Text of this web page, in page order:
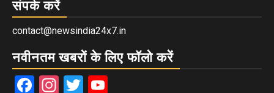
संपर्क करें
contact@newsindia24x7.in
नवीनतम खबरों के लिए फॉलो करें
Facebook
Instagram
Twitter